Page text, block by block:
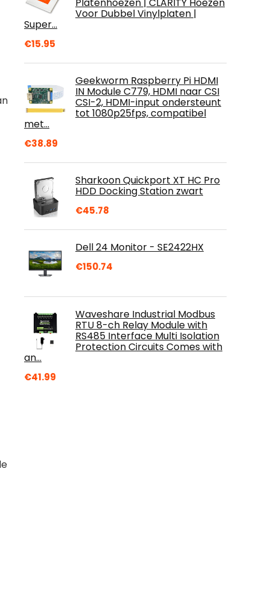
Voor Dubbel Vinylplaten |
Super…
€15.95
Geekworm Raspberry Pi HDMI
IN Module C779, HDMI naar CSI
CSI-2, HDMI-input ondersteunt
tot 1080p25fps, compatibel
met…
€38.89
Sharkoon Quickport XT HC Pro
HDD Docking Station zwart
€45.78
Dell 24 Monitor - SE2422HX
€150.74
Waveshare Industrial Modbus
RTU 8-ch Relay Module with
RS485 Interface Multi Isolation
Protection Circuits Comes with
an…
€41.99